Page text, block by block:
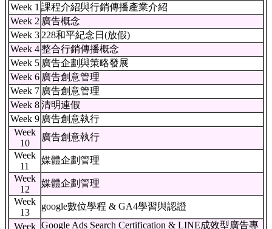
Week 1 課程介紹與行銷傳播產業介紹
Week 2 廣告概念
Week 3 228和平紀念日(放假)
Week 4 整合行銷傳播概念
Week 5 廣告企劃與策略發展
Week 6 廣告創意管理
Week 7 廣告創意管理
Week 8 清明連假
Week 9 廣告創意執行
Week
10
廣告創意執行
Week
11
媒體企劃管理
Week
12
媒體企劃管理
Week
13
google數位學程 & GA4學習與認證
Week Google Ads Search Certification & LINE成效型廣告專